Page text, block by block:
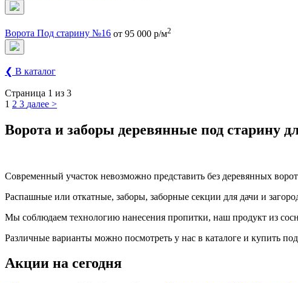
Ворота Под старину №16 от 95 000 р/м2
❮ В каталог
Страница 1 из 3
1 2 3 далее >
Ворота и заборы деревянные под старину
Современный участок невозможно представить без деревянных
Распашные или откатные, заборы, заборные секции для дачи и
Мы соблюдаем технологию нанесения пропитки, наш продукт из
Различные варианты можно посмотреть у нас в каталоге и купить
Акции на сегодня